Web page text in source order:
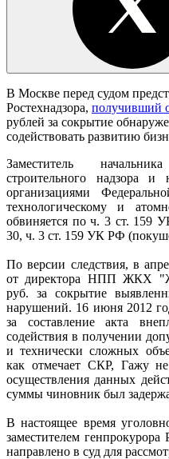
В Москве перед судом
Ростехнадзора, получивший
рублей за сокрытие
содействовать развитию
Заместитель
строительного надзора и
организациями
технологическому и
обвиняется по ч. 3 ст. 159
30, ч. 3 ст. 159 УК РФ
По версии следствия, в
от директора НПП ЖКХ
руб. за сокрытие
нарушений. 16 июня 2012
за составление акта
содействия в получении
и технически сложных
как отмечает СКР, Гажу
осуществления данных
суммы чиновник был
В настоящее время
заместителем
направлено в суд для